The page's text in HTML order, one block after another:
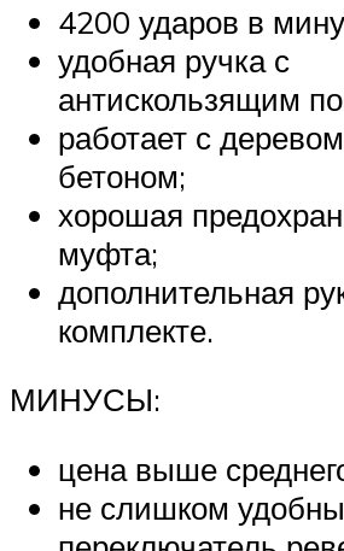
4200 ударов в
удобная ручка с
антискользящим
работает с
бетоном;
хорошая
муфта;
дополнительная
комплекте.
МИНУСЫ:
цена выше
не слишком